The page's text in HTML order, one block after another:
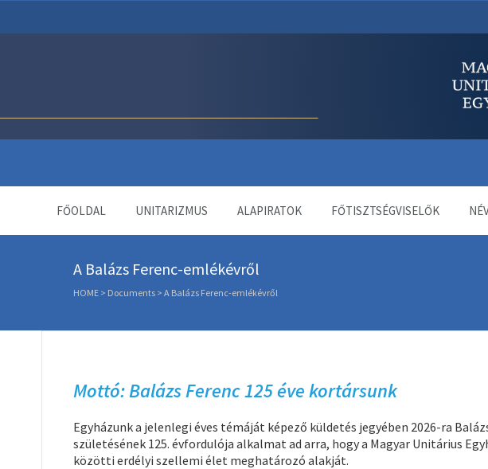
FŐOLDAL UNITARIZMUS ALAPIRATOK FŐTISZTSÉGVISELŐK
A Balázs Ferenc-emlékévről
HOME > Documents > A Balázs Ferenc-emlékévről
Mottó: Balázs Ferenc 125 éve kortársunk
Egyházunk a jelenlegi éves témáját képező küldetés jegyében 2026-ra
születésének 125. évfordulója alkalmat ad arra, hogy a Magyar Unitárius
közötti erdélyi szellemi élet meghatározó alakját.